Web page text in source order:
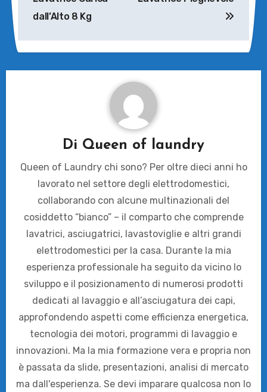
dall’Alto 8 Kg
Di Queen of laundry
Queen of Laundry chi sono? Per oltre dieci anni ho
lavorato nel settore degli elettrodomestici,
collaborando con alcune multinazionali del
cosiddetto “bianco” – il comparto che comprende
lavatrici, asciugatrici, lavastoviglie e altri grandi
elettrodomestici per la casa. Durante la mia
esperienza professionale ha seguito da vicino lo
sviluppo e il posizionamento di numerosi prodotti
dedicati al lavaggio e all’asciugatura dei capi,
approfondendo aspetti come efficienza energetica,
tecnologia dei motori, programmi di lavaggio e
innovazioni. Ma la mia formazione vera e propria non
è passata da slide, presentazioni, analisi di mercato
ma dall'esperienza. Se devi imparare qualcosa non lo